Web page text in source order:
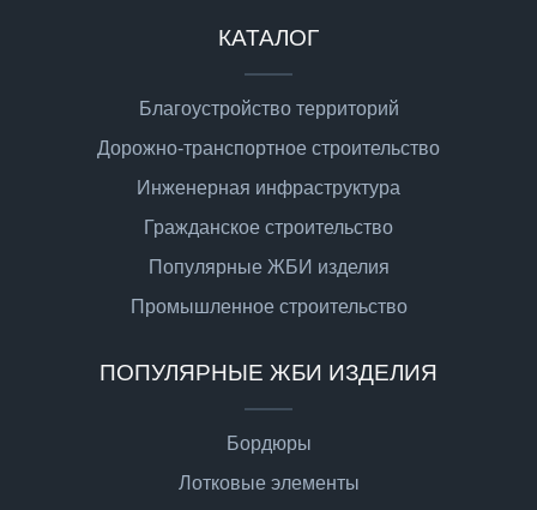
КАТАЛОГ
Благоустройство территорий
Дорожно-транспортное строительство
Инженерная инфраструктура
Гражданское строительство
Популярные ЖБИ изделия
Промышленное строительство
ПОПУЛЯРНЫЕ ЖБИ ИЗДЕЛИЯ
Бордюры
Лотковые элементы